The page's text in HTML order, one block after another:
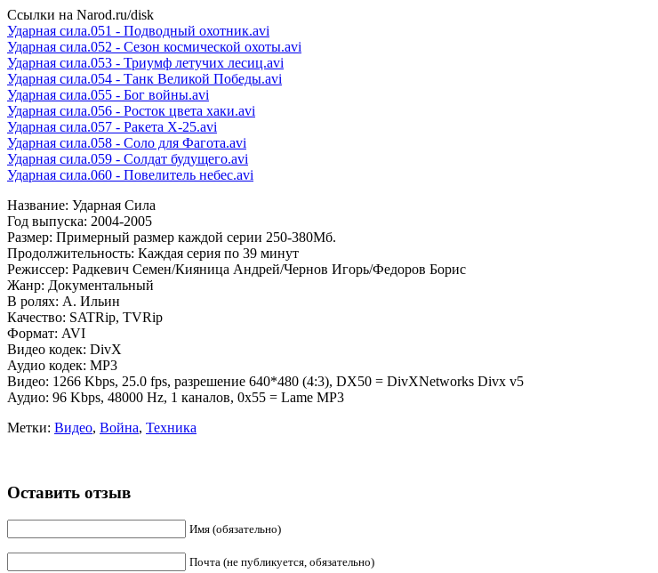
Ссылки на Narod.ru/disk
Ударная сила.051 - Подводный охотник.avi
Ударная сила.052 - Сезон космической охоты.avi
Ударная сила.053 - Триумф летучих лесиц.avi
Ударная сила.054 - Танк Великой Победы.avi
Ударная сила.055 - Бог войны.avi
Ударная сила.056 - Росток цвета хаки.avi
Ударная сила.057 - Ракета Х-25.avi
Ударная сила.058 - Соло для Фагота.avi
Ударная сила.059 - Солдат будущего.avi
Ударная сила.060 - Повелитель небес.avi
Название: Ударная Сила
Год выпуска: 2004-2005
Размер: Примерный размер каждой серии 250-380Мб.
Продолжительность: Каждая серия по 39 минут
Режиссер: Радкевич Семен/Кияница Андрей/Чернов Игорь/Федоров Борис
Жанр: Документальный
В ролях: А. Ильин
Качество: SATRip, TVRip
Формат: AVI
Видео кодек: DivX
Аудио кодек: MP3
Видео: 1266 Kbps, 25.0 fps, разрешение 640*480 (4:3), DX50 = DivXNetworks Divx v5
Аудио: 96 Kbps, 48000 Hz, 1 каналов, 0x55 = Lame MP3
Метки: Видео, Война, Техника
Оставить отзыв
Имя (обязательно)
Почта (не публикуется, обязательно)